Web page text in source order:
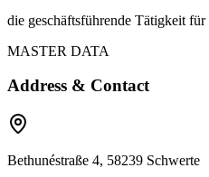
die geschäftsführende Tätigkeit
MASTER DATA
Address & Contact
Bethunéstraße 4, 58239 Schwerte